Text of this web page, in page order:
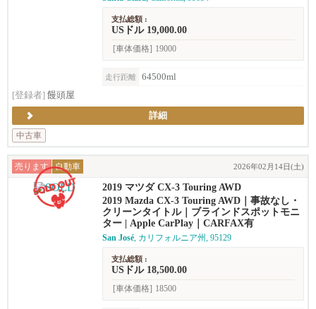
支払総額 :
USドル 19,000.00
[車体価格] 19000
走行距離
64500ml
[登録者] 饅頭屋
詳細
中古車
売ります 自動車 2026年02月14日(土)
2019 マツダ CX-3 Touring AWD
2019 Mazda CX-3 Touring AWD｜事故なし・
クリーンタイトル｜ブラインドスポットモニ
ター | Apple CarPlay｜CARFAX有
San José, カリフォルニア州, 95129
支払総額 :
USドル 18,500.00
[車体価格] 18500